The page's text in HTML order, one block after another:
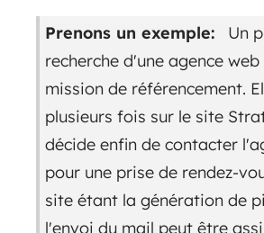
Prenons un exemple: Un
recherche d'une agence
mission de référencement.
plusieurs fois sur le site
décide enfin de contacter
pour une prise de rendez-
site étant la génération de
l'envoi du mail peut être